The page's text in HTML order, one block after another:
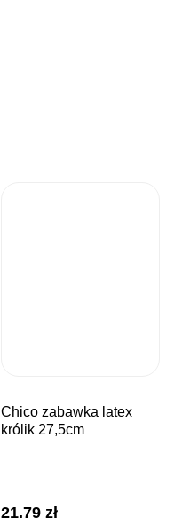
chico zabawka latex
królik 27,5cm
21,79 zł